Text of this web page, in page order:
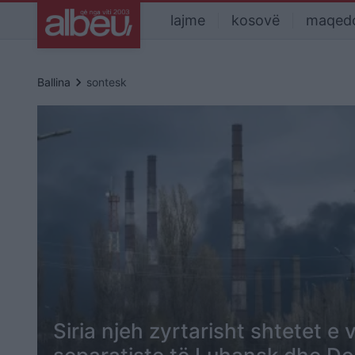
lajme kosovë
Ballina keyboard_arrow_right sontesk
Siria njeh zyrtarisht shtetet e